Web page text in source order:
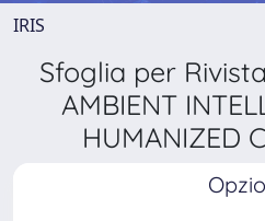
IRIS
Sfoglia per
AMBIENT
HUMANIZED